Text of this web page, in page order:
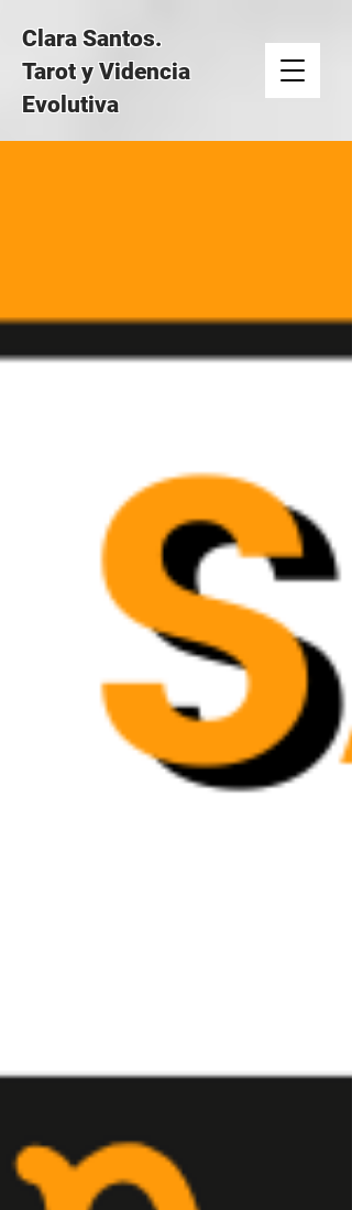
Clara Santos.
Tarot y Videncia
Evolutiva